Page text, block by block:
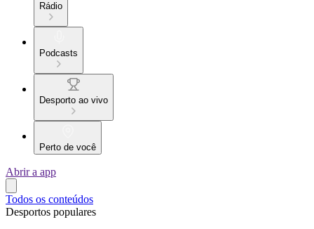
Rádio
Podcasts
Desporto ao vivo
Perto de você
Abrir a app
Todos os conteúdos
Desportos populares